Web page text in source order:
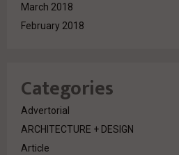
March 2018
February 2018
Categories
Advertorial
ARCHITECTURE + DESIGN
Article